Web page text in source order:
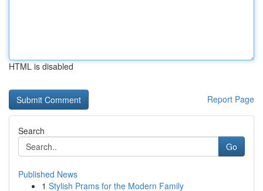
HTML is disabled
Report Page
Search
Go
Published News
1 Stylish Prams for the Modern Family